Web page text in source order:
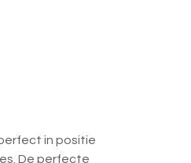
in positie
De perfecte